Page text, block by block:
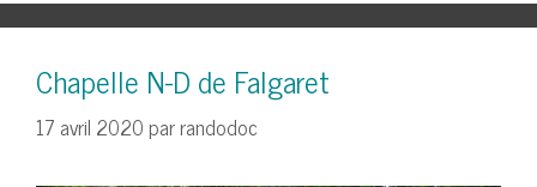
Chapelle N-D de Falgaret
17 avril 2020parrandodoc